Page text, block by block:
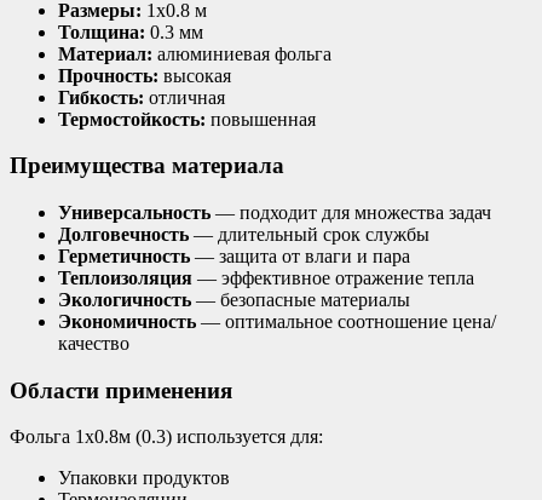
Размеры: 1х0.8 м
Толщина: 0.3 мм
Материал: алюминиевая фольга
Прочность: высокая
Гибкость: отличная
Термостойкость: повышенная
Преимущества материала
Универсальность — подходит для множества задач
Долговечность — длительный срок службы
Герметичность — защита от влаги и пара
Теплоизоляция — эффективное отражение тепла
Экологичность — безопасные материалы
Экономичность — оптимальное соотношение цена/
качество
Области применения
Фольга 1х0.8м (0.3) используется для:
Упаковки продуктов